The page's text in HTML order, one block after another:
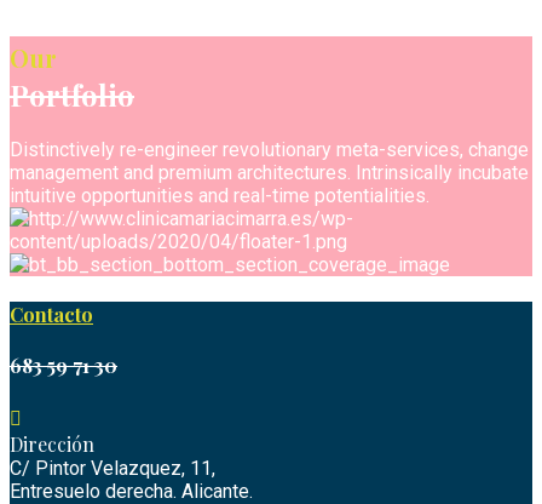
Our
Portfolio
Distinctively re-engineer revolutionary meta-services, change
management and premium architectures. Intrinsically incubate
intuitive opportunities and real-time potentialities.
Contacto
683 59 71 30
Dirección
C/ Pintor Velazquez, 11,
Entresuelo derecha. Alicante.